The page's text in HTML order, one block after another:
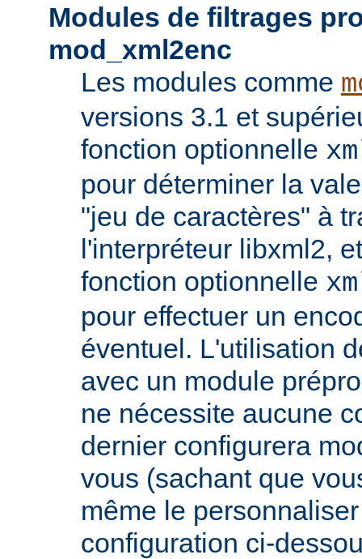
Modules de filtrages
mod_xml2enc
Les modules comme
versions 3.1 et
fonction optionnelle
pour déterminer la
"jeu de caractères" à
l'interpréteur libxml2,
fonction optionnelle
pour effectuer un
éventuel. L'utilisation
avec un module
ne nécessite aucune
dernier configurera
vous (sachant que
même le
configuration ci-